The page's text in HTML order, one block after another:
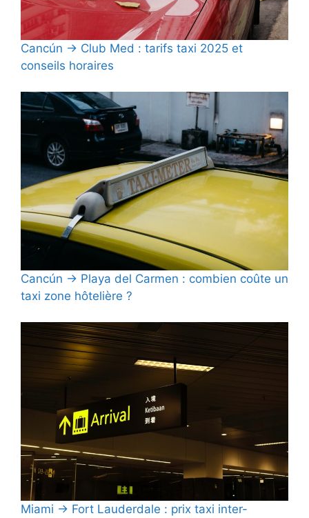
Cancún → Club Med : tarifs taxi 2025 et
conseils horaires
Cancún → Playa del Carmen : combien coûte un
taxi zone hôtelière ?
Miami → Fort Lauderdale : prix taxi inter-